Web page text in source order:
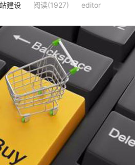
建设 阅读(1927) editor